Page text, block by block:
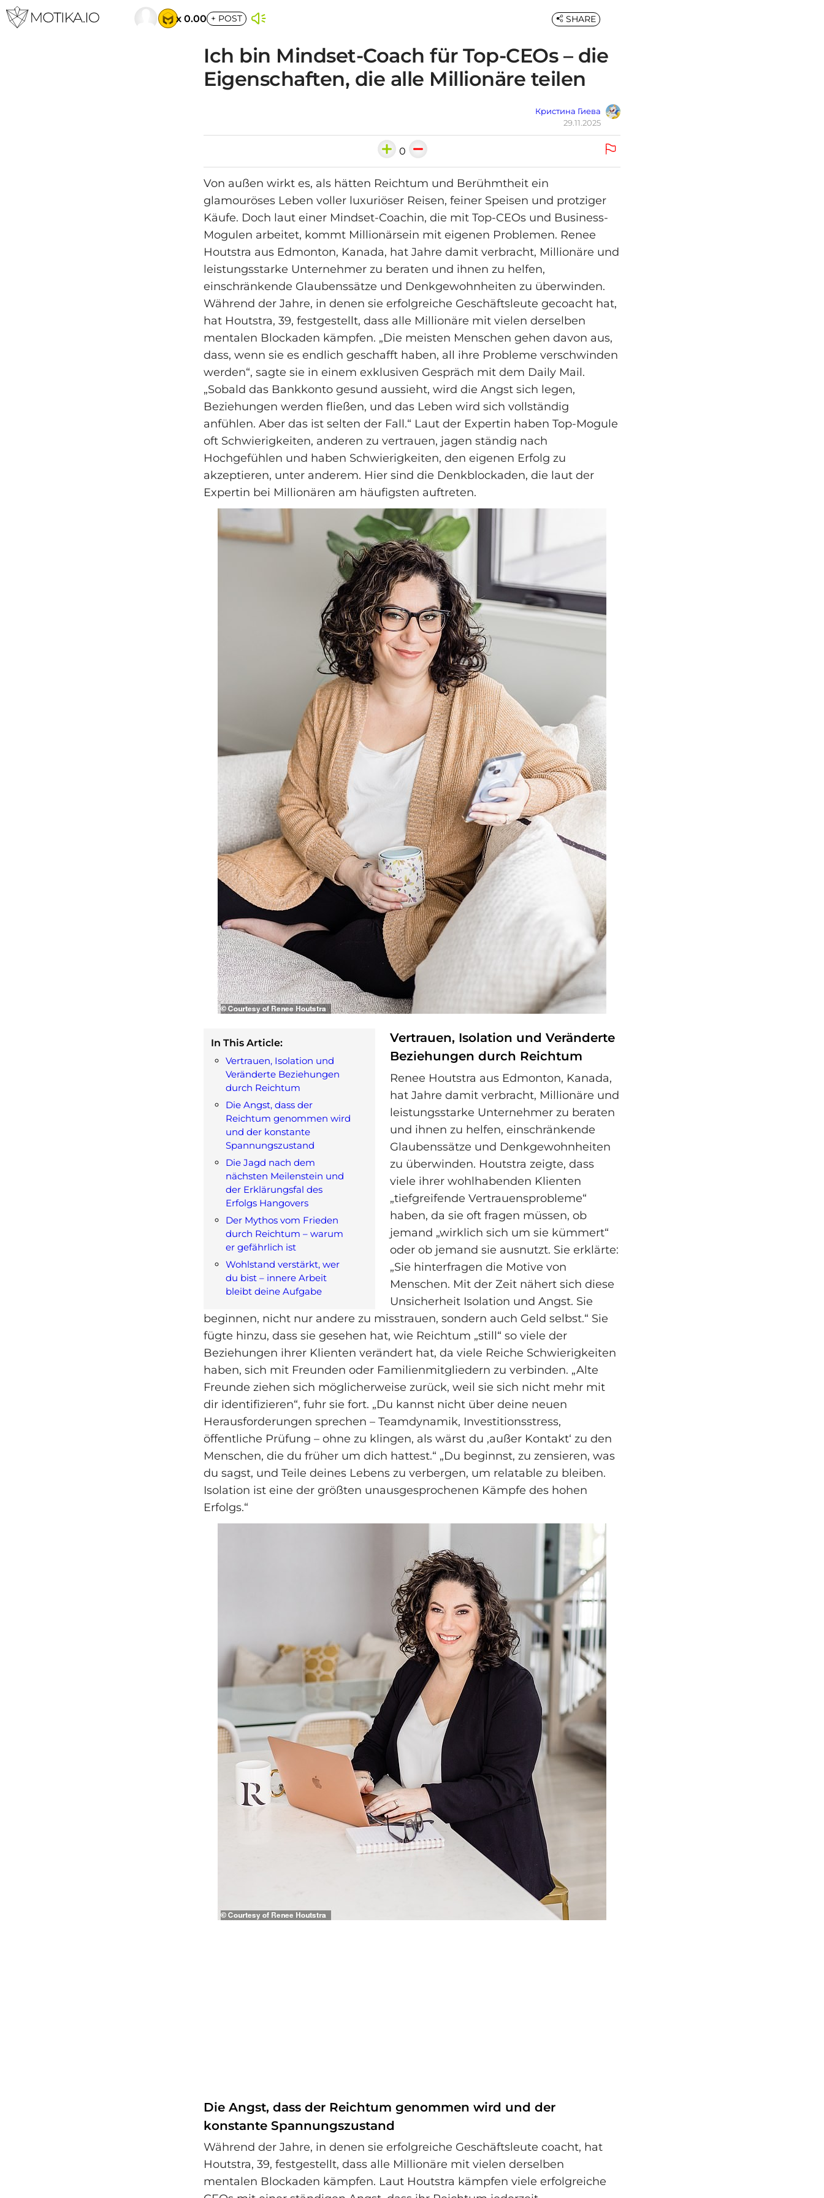
x 0.00 + POST
Ich bin Mindset-Coach für Top-CEOs – die
Eigenschaften, die alle Millionäre teilen
Кристина Гиева
29.11.2025
SHARE
0
Von außen wirkt es, als hätten Reichtum und Berühmtheit ein
glamouröses Leben voller luxuriöser Reisen, feiner Speisen und protziger
Käufe. Doch laut einer Mindset-Coachin, die mit Top-CEOs und Business-
Mogulen arbeitet, kommt Millionärsein mit eigenen Problemen. Renee
Houtstra aus Edmonton, Kanada, hat Jahre damit verbracht, Millionäre und
leistungsstarke Unternehmer zu beraten und ihnen zu helfen,
einschränkende Glaubenssätze und Denkgewohnheiten zu überwinden.
Während der Jahre, in denen sie erfolgreiche Geschäftsleute gecoacht hat,
hat Houtstra, 39, festgestellt, dass alle Millionäre mit vielen derselben
mentalen Blockaden kämpfen. „Die meisten Menschen gehen davon aus,
dass, wenn sie es endlich geschafft haben, all ihre Probleme verschwinden
werden“, sagte sie in einem exklusiven Gespräch mit dem Daily Mail.
„Sobald das Bankkonto gesund aussieht, wird die Angst sich legen,
Beziehungen werden fließen, und das Leben wird sich vollständig
anfühlen. Aber das ist selten der Fall.“ Laut der Expertin haben Top-Mogule
oft Schwierigkeiten, anderen zu vertrauen, jagen ständig nach
Hochgefühlen und haben Schwierigkeiten, den eigenen Erfolg zu
akzeptieren, unter anderem. Hier sind die Denkblockaden, die laut der
Expertin bei Millionären am häufigsten auftreten.
In This Article:
Vertrauen, Isolation und
Veränderte Beziehungen
durch Reichtum
Die Angst, dass der
Reichtum genommen wird
und der konstante
Spannungszustand
Die Jagd nach dem
nächsten Meilenstein und
der Erklärungsfal des
Erfolgs Hangovers
Der Mythos vom Frieden
durch Reichtum – warum
er gefährlich ist
Wohlstand verstärkt, wer
du bist – innere Arbeit
bleibt deine Aufgabe
Vertrauen, Isolation und Veränderte
Beziehungen durch Reichtum
Renee Houtstra aus Edmonton, Kanada,
hat Jahre damit verbracht, Millionäre und
leistungsstarke Unternehmer zu beraten
und ihnen zu helfen, einschränkende
Glaubenssätze und Denkgewohnheiten
zu überwinden. Houtstra zeigte, dass
viele ihrer wohlhabenden Klienten
„tiefgreifende Vertrauensprobleme“
haben, da sie oft fragen müssen, ob
jemand „wirklich sich um sie kümmert“
oder ob jemand sie ausnutzt. Sie erklärte:
„Sie hinterfragen die Motive von
Menschen. Mit der Zeit nähert sich diese
Unsicherheit Isolation und Angst. Sie
beginnen, nicht nur andere zu misstrauen, sondern auch Geld selbst.“ Sie
fügte hinzu, dass sie gesehen hat, wie Reichtum „still“ so viele der
Beziehungen ihrer Klienten verändert hat, da viele Reiche Schwierigkeiten
haben, sich mit Freunden oder Familienmitgliedern zu verbinden. „Alte
Freunde ziehen sich möglicherweise zurück, weil sie sich nicht mehr mit
dir identifizieren“, fuhr sie fort. „Du kannst nicht über deine neuen
Herausforderungen sprechen – Teamdynamik, Investitionsstress,
öffentliche Prüfung – ohne zu klingen, als wärst du ‚außer Kontakt‘ zu den
Menschen, die du früher um dich hattest.“ „Du beginnst, zu zensieren, was
du sagst, und Teile deines Lebens zu verbergen, um relatable zu bleiben.
Isolation ist eine der größten unausgesprochenen Kämpfe des hohen
Erfolgs.“
Die Angst, dass der Reichtum genommen wird und der
konstante Spannungszustand
Während der Jahre, in denen sie erfolgreiche Geschäftsleute coacht, hat
Houtstra, 39, festgestellt, dass alle Millionäre mit vielen derselben
mentalen Blockaden kämpfen. Laut Houtstra kämpfen viele erfolgreiche